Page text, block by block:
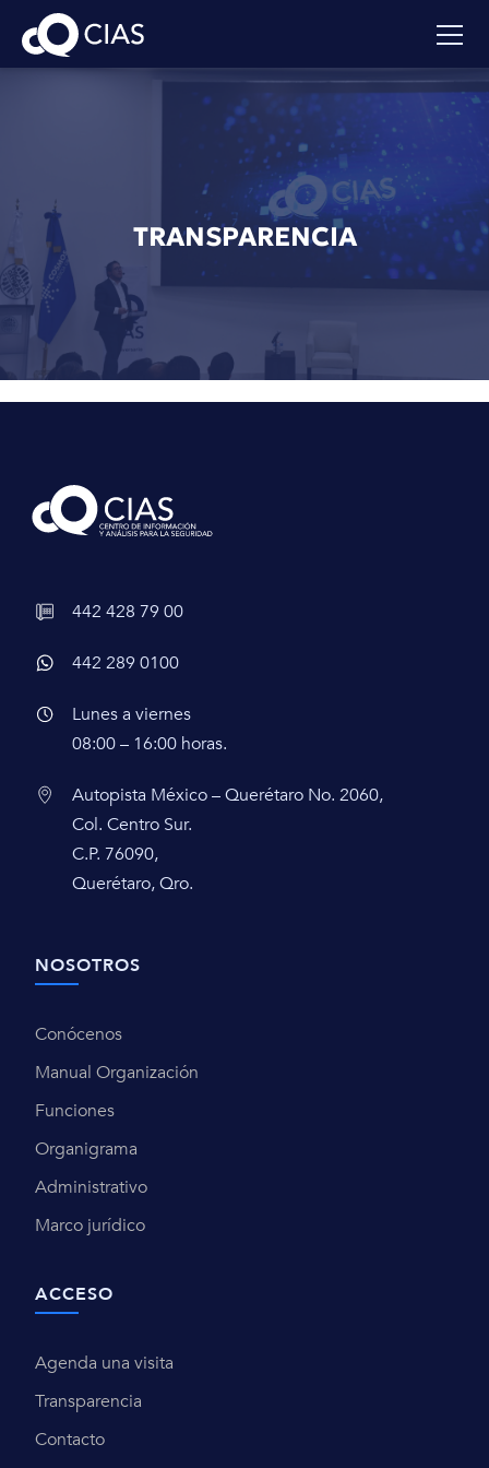
TRANSPARENCIA
442 428 79 00
442 289 0100
Lunes a viernes
08:00 – 16:00 horas.
Autopista México – Querétaro No. 2060,
Col. Centro Sur.
C.P. 76090,
Querétaro, Qro.
NOSOTROS
Conócenos
Manual Organización
Funciones
Organigrama
Administrativo
Marco jurídico
ACCESO
Agenda una visita
Transparencia
Contacto